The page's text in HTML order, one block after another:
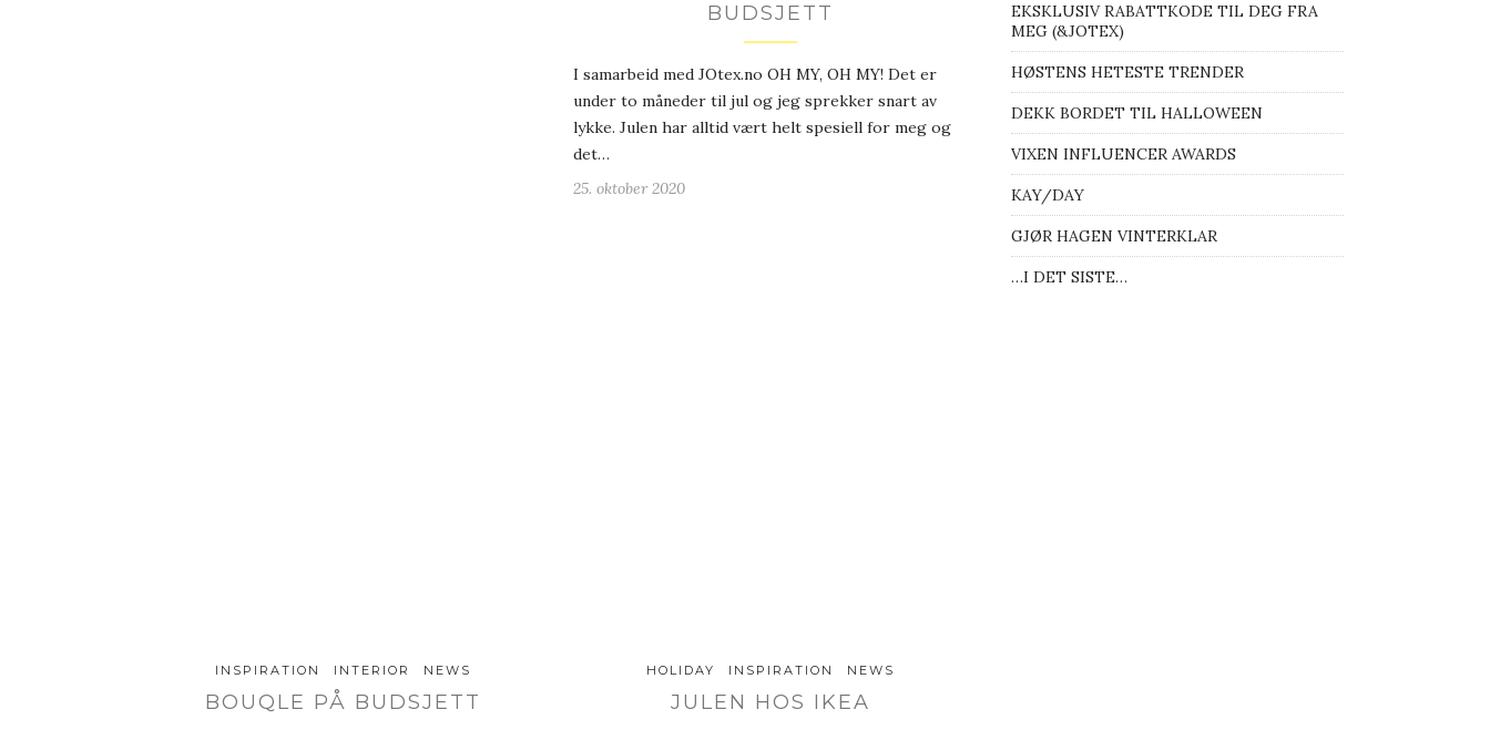
BUDSJETT
I samarbeid med JOtex.no OH MY, OH MY! Det er
under to måneder til jul og jeg sprekker snart av
lykke. Julen har alltid vært helt spesiell for meg og
det…
25. oktober 2020
INSPIRATION INTERIOR NEWS
BOUQLE PÅ BUDSJETT
HOLIDAY INSPIRATION NEWS
JULEN HOS IKEA
EKSKLUSIV RABATTKODE TIL DEG FRA
MEG (&JOTEX)
HØSTENS HETESTE TRENDER
DEKK BORDET TIL HALLOWEEN
VIXEN INFLUENCER AWARDS
KAY/DAY
GJØR HAGEN VINTERKLAR
…I DET SISTE…